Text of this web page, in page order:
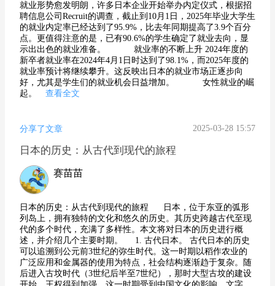
就业形势愈发明朗，许多日本企业开始举办内定仪式，根据招
聘信息公司Recruit的调查，截止到10月1日，2025年毕业大学生
的就业内定率已经达到了95.9%，比去年同期提高了3.9个百分
点。更值得注意的是，已有90.6%的学生确定了就业去向，显
示出出色的就业准备。 就业率的不断上升 2024年度的
新卒者就业率在2024年4月1日时达到了98.1%，而2025年度的
就业率预计将继续攀升。这反映出日本的就业市场正逐步向
好，尤其是学生们的就业机会日益增加。 女性就业的崛
起。
查看全文
分享了文章 2025-03-28 15:57
日本的历史：从古代到现代的旅程
赛苗苗
日本的历史：从古代到现代的旅程 日本，位于东亚的弧形
列岛上，拥有独特的文化和悠久的历史。其历史跨越古代至现
代的多个时代，充满了多样性。本文将对日本的历史进行概
述，并介绍几个主要时期。 1. 古代日本。 古代日本的历史
可以追溯到公元前3世纪的弥生时代。这一时期以稻作农业的
广泛应用和金属器的使用为特点，社会结构逐渐趋于复杂。随
后进入古坟时代（3世纪后半至7世纪），那时大型古坟的建设